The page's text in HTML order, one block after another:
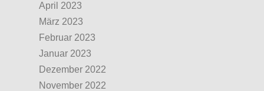
April 2023
März 2023
Februar 2023
Januar 2023
Dezember 2022
November 2022